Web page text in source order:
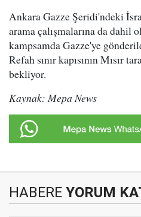
Ankara Gazze Şeridi'ndeki
arama çalışmalarına da dahil
kampsamda Gazze'ye
Refah sınır kapısının Mısır
bekliyor.
Kaynak: Mepa News
HABERE YORUM